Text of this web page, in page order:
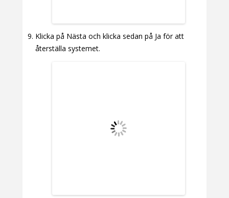
Klicka på Nästa och klicka sedan på Ja för att
återställa systemet.